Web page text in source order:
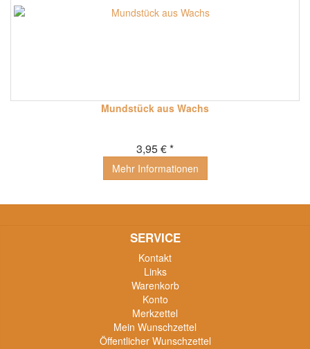
Mundstück aus Wachs
3,95 € *
Mehr Informationen
SERVICE
Kontakt
Links
Warenkorb
Konto
Merkzettel
Mein Wunschzettel
Öffentlicher Wunschzettel